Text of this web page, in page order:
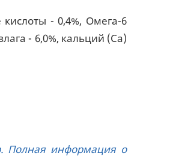
- 0,4%, Омега-6
- 6,0%, кальций (Ca)
Полная информация о